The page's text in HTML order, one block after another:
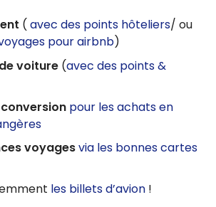
( avec des points hôteliers/ ou
pour airbnb)
voiture (avec des points &
pour les achats en
voyagesvia les bonnes cartes
les billets d’avion !